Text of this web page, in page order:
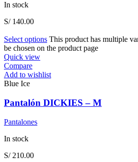
In stock
S/140.00
Select options This product has multiple
be chosen on the product page
Quick view
Compare
Add to wishlist
Blue Ice
Pantalón DICKIES – M
Pantalones
In stock
S/210.00